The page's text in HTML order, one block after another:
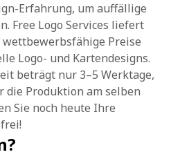
Erfahrung, um auffällige
Free Logo Services liefert
Preise
Logo- und Kartendesigns.
beträgt nur 3–5 Werktage,
die Produktion am selben
Sie noch heute Ihre